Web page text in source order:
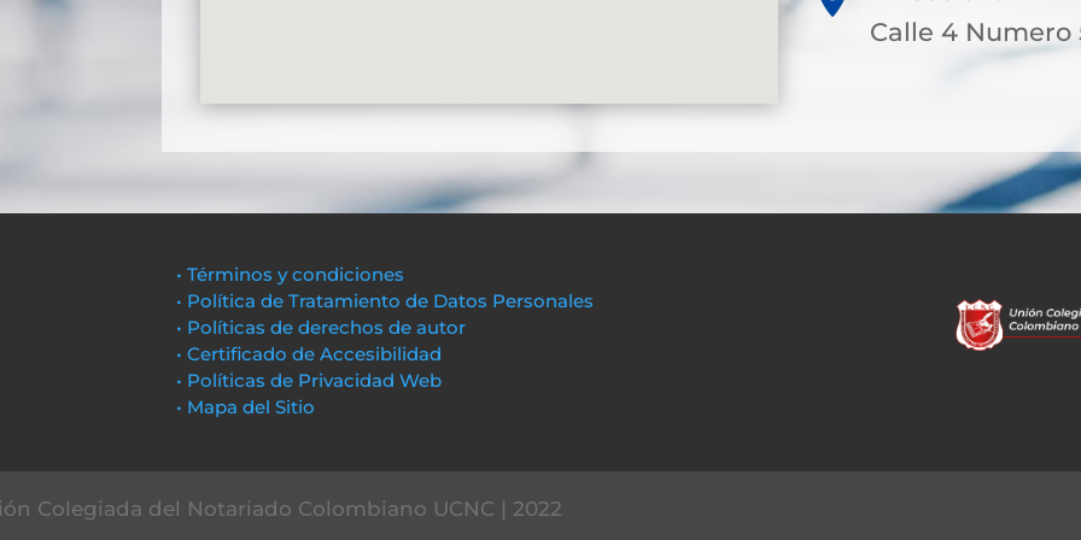
Calle 4 Numero
• Términos y condiciones
• Política de Tratamiento de Datos Personales
• Políticas de derechos de autor
• Certificado de Accesibilidad
• Políticas de Privacidad Web
• Mapa del Sitio
Colegiada del Notariado Colombiano UCNC | 2022